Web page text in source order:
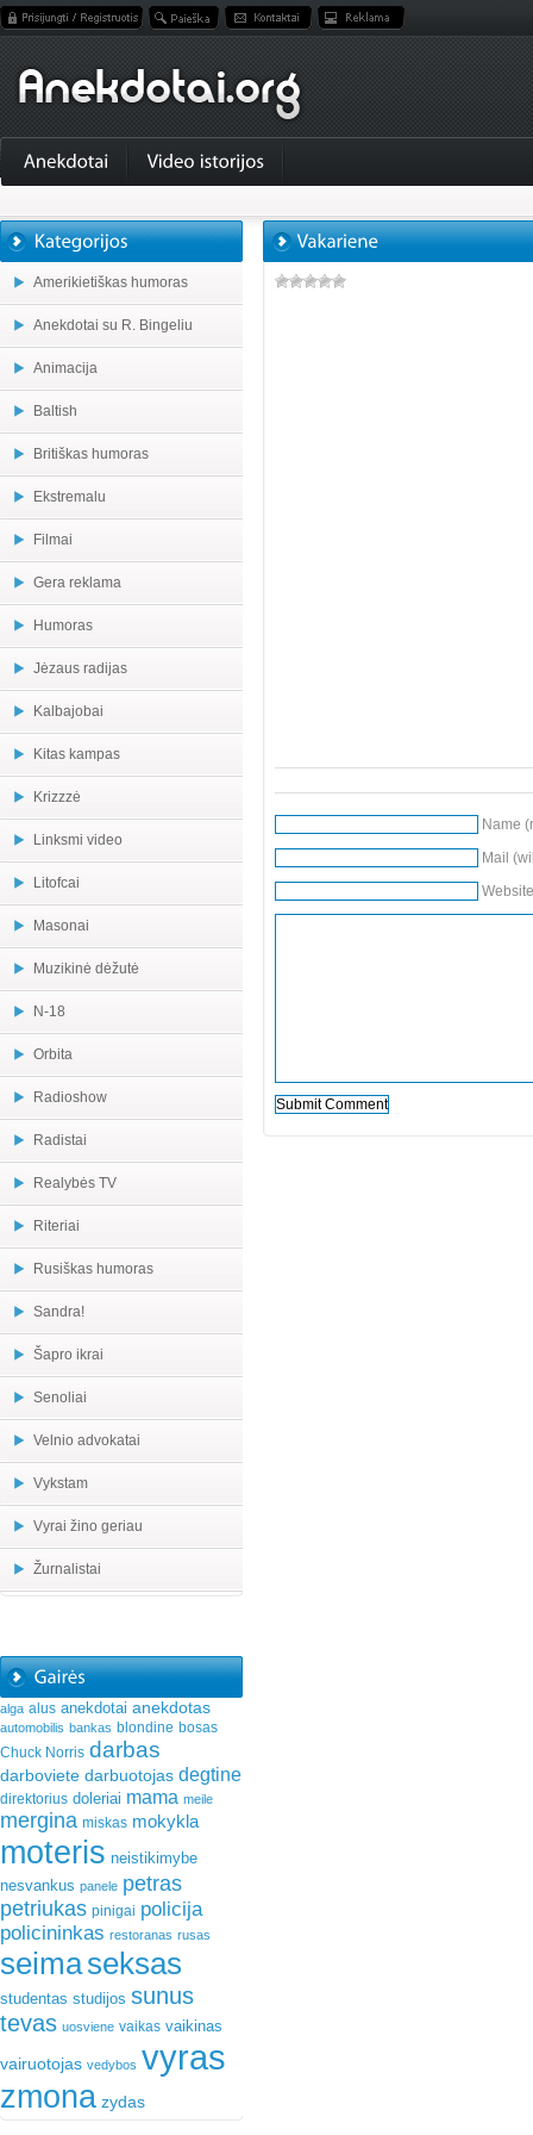
Amerikietiškas humoras
Anekdotai su R. Bingeliu
Animacija
Baltish
Britiškas humoras
Ekstremalu
Filmai
Gera reklama
Humoras
Jėzaus radijas
Kalbajobai
Kitas kampas
Krizzzė
Linksmi video
Litofcai
Masonai
Muzikinė dėžutė
N-18
Orbita
Radioshow
Radistai
Realybės TV
Riteriai
Rusiškas humoras
Sandra!
Šapro ikrai
Senoliai
Velnio advokatai
Vykstam
Vyrai žino geriau
Žurnalistai
alga alus anekdotai anekdotas
automobilis bankas blondine bosas
Chuck Norris darbas
darboviete darbuotojas degtine
direktorius doleriai mama meile
mergina miskas mokykla
moteris neistikimybe
nesvankus panele petras
petriukas pinigai policija
policininkas restoranas rusas
seimaseksas
studentas studijos sunus
tevas uosviene vaikas vaikinas
vairuotojas vedybos vyras
zmona zydas
Name
Mail